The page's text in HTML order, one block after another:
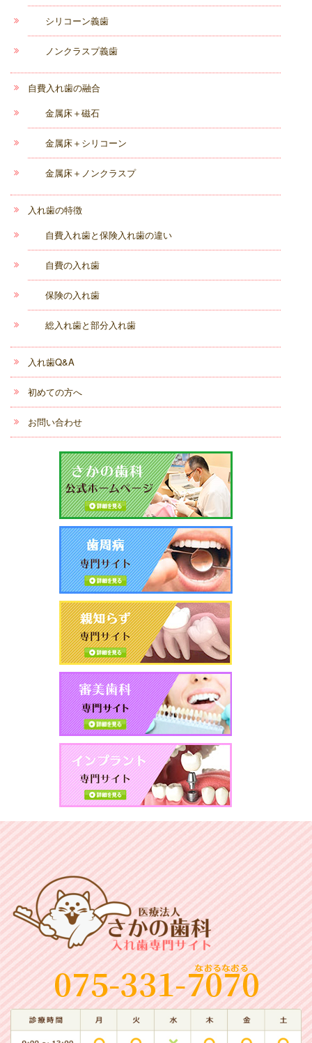
シリコーン義歯
ノンクラスプ義歯
自費入れ歯の融合
金属床＋磁石
金属床＋シリコーン
金属床＋ノンクラスプ
入れ歯の特徴
自費入れ歯と保険入れ歯の違い
自費の入れ歯
保険の入れ歯
総入れ歯と部分入れ歯
入れ歯Q&A
初めての方へ
お問い合わせ